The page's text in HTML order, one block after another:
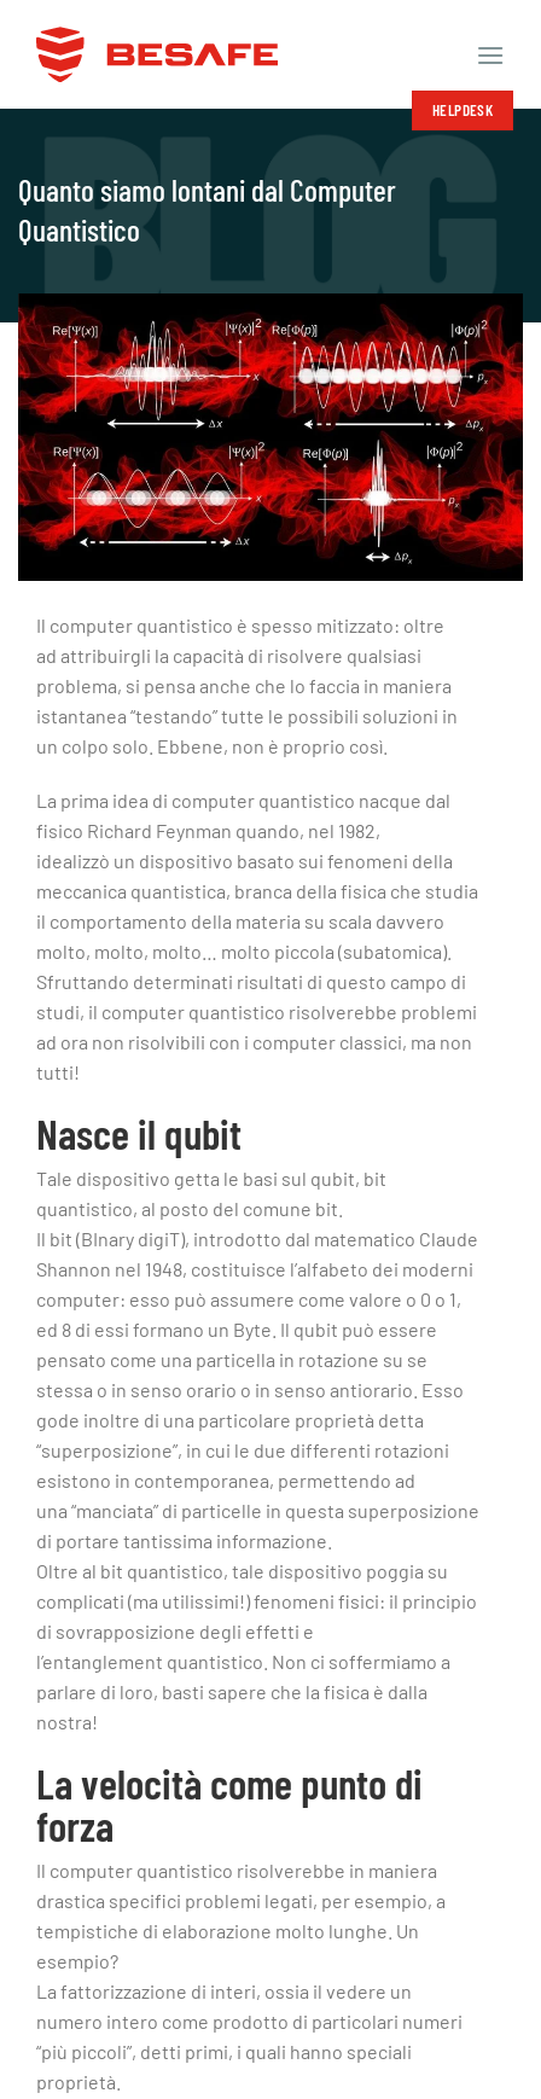
contenuti
HELPDESK
Quanto siamo lontani dal Computer
Quantistico
Il computer quantistico è spesso mitizzato: oltre
ad attribuirgli la capacità di risolvere qualsiasi
problema, si pensa anche che lo faccia in maniera
istantanea “testando” tutte le possibili soluzioni in
un colpo solo. Ebbene, non è proprio così.
La prima idea di computer quantistico nacque dal
fisico Richard Feynman quando, nel 1982,
idealizzò un dispositivo basato sui fenomeni della
meccanica quantistica, branca della fisica che studia
il comportamento della materia su scala davvero
molto, molto, molto… molto piccola (subatomica).
Sfruttando determinati risultati di questo campo di
studi, il computer quantistico risolverebbe problemi
ad ora non risolvibili con i computer classici, ma non
tutti!
Nasce il qubit
Tale dispositivo getta le basi sul qubit, bit
quantistico, al posto del comune bit.
Il bit (BInary digiT), introdotto dal matematico Claude
Shannon nel 1948, costituisce l’alfabeto dei moderni
computer: esso può assumere come valore o 0 o 1,
ed 8 di essi formano un Byte. Il qubit può essere
pensato come una particella in rotazione su se
stessa o in senso orario o in senso antiorario. Esso
gode inoltre di una particolare proprietà detta
“superposizione”, in cui le due differenti rotazioni
esistono in contemporanea, permettendo ad
una “manciata” di particelle in questa superposizione
di portare tantissima informazione.
Oltre al bit quantistico, tale dispositivo poggia su
complicati (ma utilissimi!) fenomeni fisici: il principio
di sovrapposizione degli effetti e
l’entanglement quantistico. Non ci soffermiamo a
parlare di loro, basti sapere che la fisica è dalla
nostra!
La velocità come punto di
forza
Il computer quantistico risolverebbe in maniera
drastica specifici problemi legati, per esempio, a
tempistiche di elaborazione molto lunghe. Un
esempio?
La fattorizzazione di interi, ossia il vedere un
numero intero come prodotto di particolari numeri
“più piccoli”, detti primi, i quali hanno speciali
proprietà.